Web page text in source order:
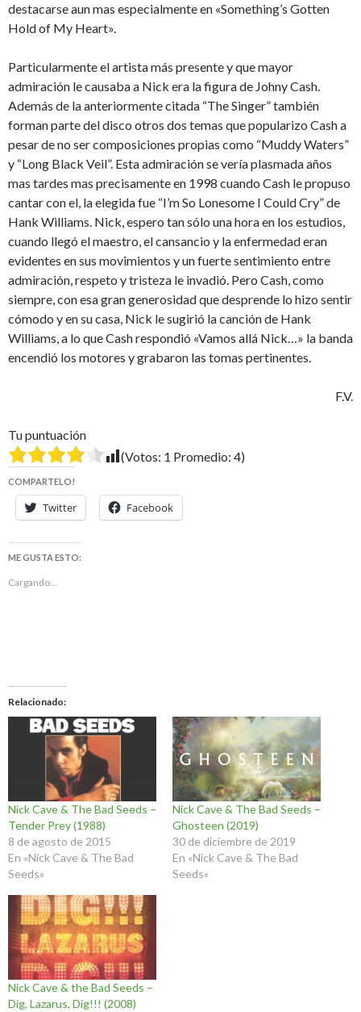
destacarse aun mas especialmente en «Something’s Gotten
Hold of My Heart».
Particularmente el artista más presente y que mayor
admiración le causaba a Nick era la figura de Johny Cash.
Además de la anteriormente citada “The Singer” también
forman parte del disco otros dos temas que popularizo Cash a
pesar de no ser composiciones propias como “Muddy Waters”
y “Long Black Veil”. Esta admiración se vería plasmada años
mas tardes mas precisamente en 1998 cuando Cash le propuso
cantar con el, la elegida fue “I’m So Lonesome I Could Cry” de
Hank Williams. Nick, espero tan sólo una hora en los estudios,
cuando llegó el maestro, el cansancio y la enfermedad eran
evidentes en sus movimientos y un fuerte sentimiento entre
admiración, respeto y tristeza le invadió. Pero Cash, como
siempre, con esa gran generosidad que desprende lo hizo sentir
cómodo y en su casa, Nick le sugirió la canción de Hank
Williams, a lo que Cash respondió «Vamos allá Nick…» la banda
encendió los motores y grabaron las tomas pertinentes.
F.V.
Tu puntuación
(Votos: 1 Promedio: 4)
COMPARTELO!
Twitter Facebook
ME GUSTA ESTO:
Cargando...
Relacionado
Nick Cave & The Bad Seeds –
Tender Prey (1988)
8 de agosto de 2015
En «Nick Cave & The Bad
Seeds»
Nick Cave & The Bad Seeds –
Ghosteen (2019)
30 de diciembre de 2019
En «Nick Cave & The Bad
Seeds»
Nick Cave & the Bad Seeds –
Dig, Lazarus, Dig!!! (2008)